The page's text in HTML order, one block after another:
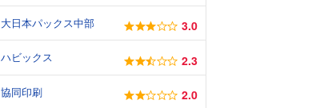
大日本パックス中部 3.0
ハビックス 2.3
協同印刷 2.0